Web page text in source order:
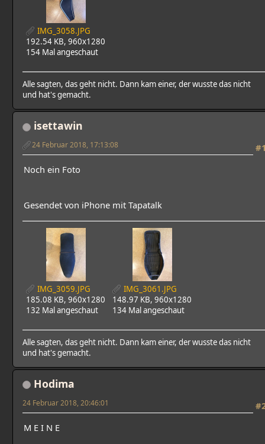
IMG_3058.JPG
192.54 KB, 960x1280
154 Mal angeschaut
Alle sagten, das geht nicht. Dann kam einer, der wusste das nicht
und hat's gemacht.
isettawin
24 Februar 2018, 17:13:08
Noch ein Foto
Gesendet von iPhone mit Tapatalk
IMG_3059.JPG
185.08 KB, 960x1280
132 Mal angeschaut
IMG_3061.JPG
148.97 KB, 960x1280
134 Mal angeschaut
Alle sagten, das geht nicht. Dann kam einer, der wusste das nicht
und hat's gemacht.
Hodima
24 Februar 2018, 20:46:01
M E I N E